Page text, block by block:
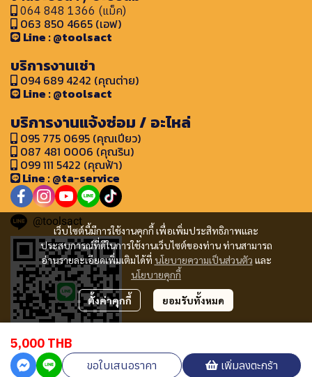
5,000 THB
ขอใบเสนอราคา เพิ่มลงตะกร้า
เว็บไซต์นี้มีการใช้งานคุกกี้ เพื่อเพิ่มประสิทธิภาพและ
ประสบการณ์ที่ดีในการใช้งานเว็บไซต์ของท่าน ท่านสามารถ
อ่านรายละเอียดเพิ่มเติมได้ที่ นโยบายความเป็นส่วนตัว และ
นโยบายคุกกี้
ตั้งค่าคุกกี้ ยอมรับทั้งหมด
064 848 1366 (แม็ค)
063 850 4665 (เอฟ)
Line : @toolsact
บริการงานเช่า
094 689 4242 (คุณต่าย)
Line : @toolsact
บริการงานแจ้งซ่อม / อะไหล่
095 775 0695 (คุณเปียว)
087 481 0006 (คุณริน)
099 111 5422 (คุณฟ้า)
Line : @ta-service
@toolsact